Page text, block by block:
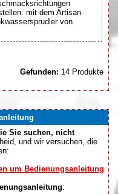
mit dem Artisan-
von
Gefunden: 14 Produkte
Sie suchen, nicht
und wir versuchen, die
um Bedienungsanleitung
: